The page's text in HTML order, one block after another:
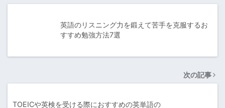
英語のリスニング力を鍛えて苦手を克服するお
すすめ勉強方法7選
次の記事
TOEICや英検を受ける際におすすめの英単語の